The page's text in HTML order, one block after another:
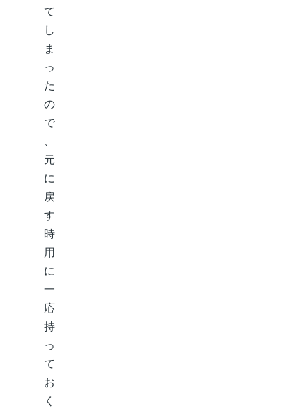
て
し
ま
っ
た
の
で
元
に
戻
す
時
用
に
一
応
持
っ
て
お
く